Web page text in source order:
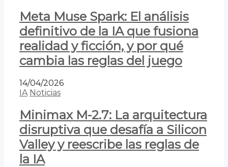
Meta Muse Spark: El análisis
definitivo de la IA que fusiona
realidad y ficción, y por qué
cambia las reglas del juego
14/04/2026
IA Noticias
Minimax M-2.7: La arquitectura
disruptiva que desafía a Silicon
Valley y reescribe las reglas de
la IA